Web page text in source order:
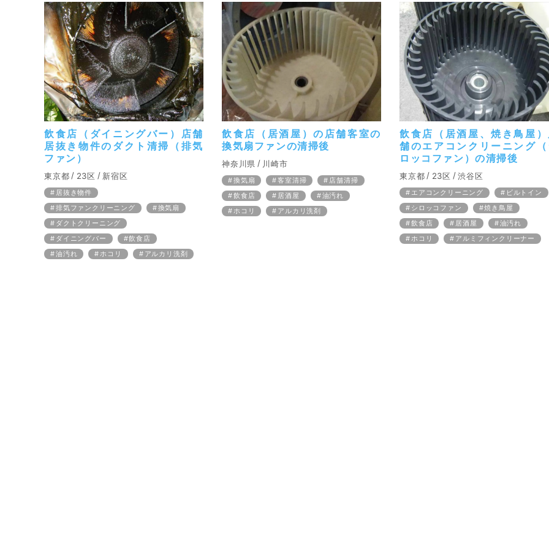
飲食店（ダイニングバー）店舗
居抜き物件のダクト清掃（排気
ファン）
東京都 23区 新宿区
居抜き物件
排気ファンクリーニング
換気扇
ダクトクリーニング
ダイニングバー
飲食店
油汚れ
ホコリ アルカリ洗剤
飲食店（居酒屋）の店舗客室の
換気扇ファンの清掃後
神奈川県 川崎市
換気扇 客室清掃
店舗清掃
飲食店
居酒屋
油汚れ
ホコリ
アルカリ洗剤
飲食店（居酒屋、焼き鳥屋
舗のエアコンクリーニング
ロッコファン）の清掃後
東京都 23区 渋谷区
エアコンクリーニング
ビルトイン
シロッコファン
焼き鳥屋
飲食店
居酒屋
油汚れ
ホコリ
アルミフィンクリーナー